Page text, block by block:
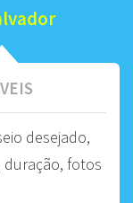
desejado,
fotos